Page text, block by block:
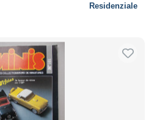
Residenziale